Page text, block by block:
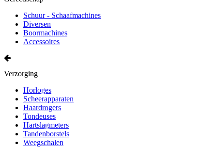
Schuur - Schaafmachines
Diversen
Boormachines
Accessoires
Verzorging
Horloges
Scheerapparaten
Haardrogers
Tondeuses
Hartslagmeters
Tandenborstels
Weegschalen